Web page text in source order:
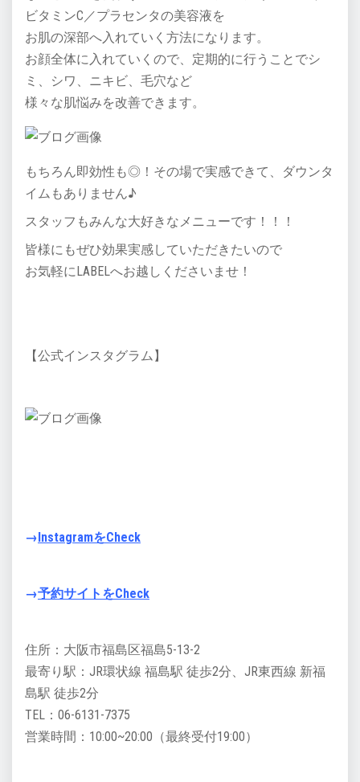
ビタミンC／プラセンタの美容液を
お肌の深部へ入れていく方法になります。
お顔全体に入れていくので、定期的に行うことでシ
ミ、シワ、ニキビ、毛穴など
様々な肌悩みを改善できます。
もちろん即効性も◎！その場で実感できて、ダウンタ
イムもありません♪
スタッフもみんな大好きなメニューです！！！
皆様にもぜひ効果実感していただきたいので
お気軽にLABELへお越しくださいませ！
【公式インスタグラム】
→InstagramをCheck
→予約サイトをCheck
住所：大阪市福島区福島5-13-2
最寄り駅：JR環状線 福島駅 徒歩2分、JR東西線 新福
島駅 徒歩2分
TEL：06-6131-7375
営業時間：10:00~20:00（最終受付19:00）